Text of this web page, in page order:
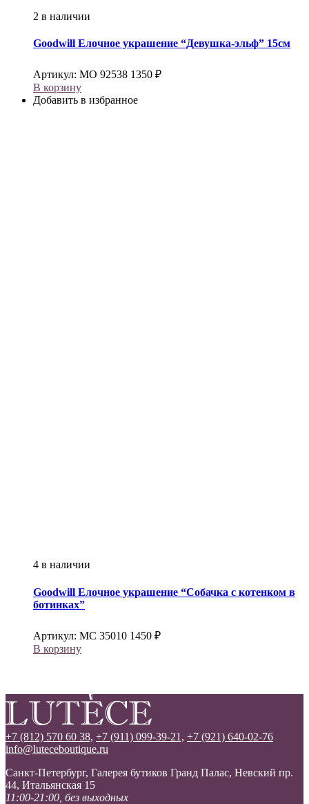
2 в наличии
Goodwill Елочное украшение “Девушка-эльф” 15см
Артикул: МО 92538 1350 ₽
В корзину
Добавить в избранное
4 в наличии
Goodwill Елочное украшение “Собачка с котенком в
ботинках”
Артикул: МС 35010 1450 ₽
В корзину
+7 (812) 570 60 38, +7 (911) 099-39-21, +7 (921) 640-02-76
info@luteceboutique.ru
Санкт-Петербург, Галерея бутиков Гранд Палас, Невский пр.
44, Итальянская 15
11:00-21:00, без выходных